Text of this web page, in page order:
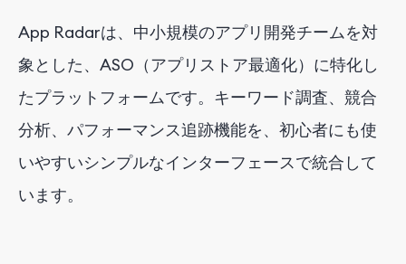
App Radarは、中小規模のアプリ開発チームを対
象とした、ASO（アプリストア最適化）に特化し
たプラットフォームです。キーワード調査、競合
分析、パフォーマンス追跡機能を、初心者にも使
いやすいシンプルなインターフェースで統合して
います。